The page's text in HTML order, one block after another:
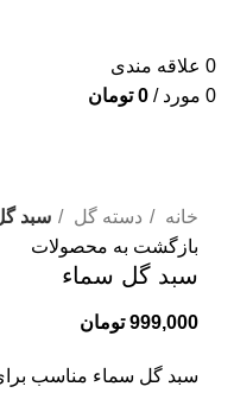
0 علاقه مندی
0 مورد /
0 تومان
خانه
دسته گل
سبد
بازگشت به محصولات
سبد گل سماء
999,000 تومان
سبد گل سماء مناسب